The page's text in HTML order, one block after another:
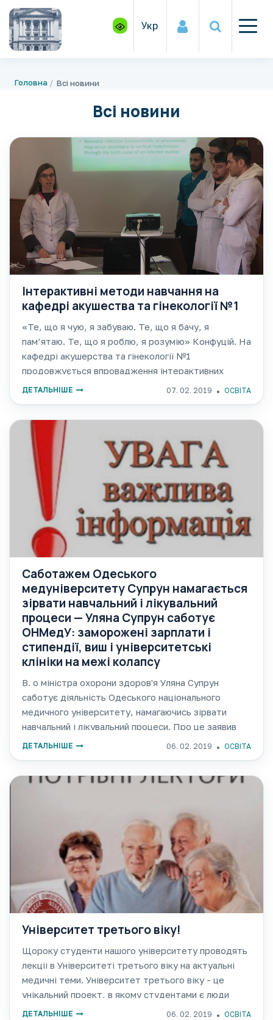
Укр
Головна Всі новини
Всі новини
Інтерактивні методи навчання на
кафедрі акушества та гінекології №1
«Те, що я чую, я забуваю. Те, що я бачу, я
пам’ятаю. Те, що я роблю, я розумію» Конфуцій. На
кафедрі акушерства та гінекології №1
продовжується впровадження інтерактивних
методів навчання. Методи інтерактивного
07. 02. 2019 ОСВІТА
ДЕТАЛЬНІШЕ
Саботажем Одеського
медуніверситету Супрун намагається
зірвати навчальний і лікувальний
процеси — Уляна Супрун саботує
ОНМедУ: заморожені зарплати і
стипендії, виш і університетські
клініки на межі колапсу
В. о міністра охорони здоров'я Уляна Супрун
саботує діяльність Одеського національного
медичного університету, намагаючись зірвати
навчальний і лікувальний процеси. Про це заявив
проректор ОНМедУ з науково-педагогічної роботи
його
06. 02. 2019 ОСВІТА
ДЕТАЛЬНІШЕ
Університет третього віку!
Щороку студенти нашого унiверситету проводять
лекцii в Унiверситетi третього вiку на актуальнi
медичні теми. Університет третього віку - це
унікальний проект, в якому студентами є люди
похилого віку, що бажають навчатися все життя.
06. 02. 2019 ОСВІТА
ДЕТАЛЬНІШЕ